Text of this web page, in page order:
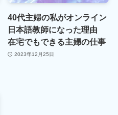
40代主婦の私がオンライン
日本語教師になった理由
在宅でもできる主婦の仕事
2023年12月25日